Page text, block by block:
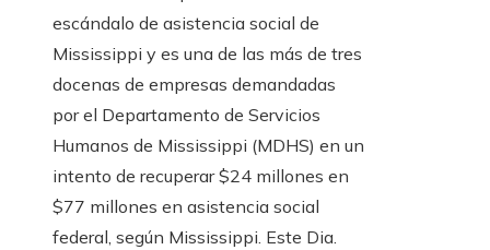
escándalo de asistencia social de
Mississippi y es una de las más de tres
docenas de empresas demandadas
por el Departamento de Servicios
Humanos de Mississippi (MDHS) en un
intento de recuperar $24 millones en
$77 millones en asistencia social
federal, según Mississippi. Este Dia.